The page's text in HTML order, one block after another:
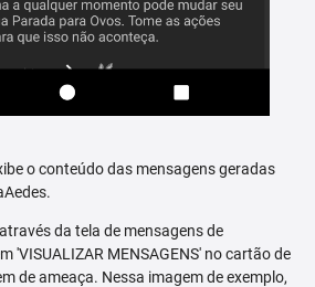
o conteúdo das mensagens geradas
da tela de mensagens de
'VISUALIZAR MENSAGENS' no cartão de
de ameaça. Nessa imagem de exemplo,